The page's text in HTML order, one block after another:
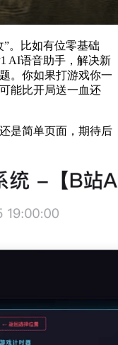
。比如有位零基础
AI语音助手，解决新
。你如果打游戏你一
能比开局送一血还
是简单页面，期待后